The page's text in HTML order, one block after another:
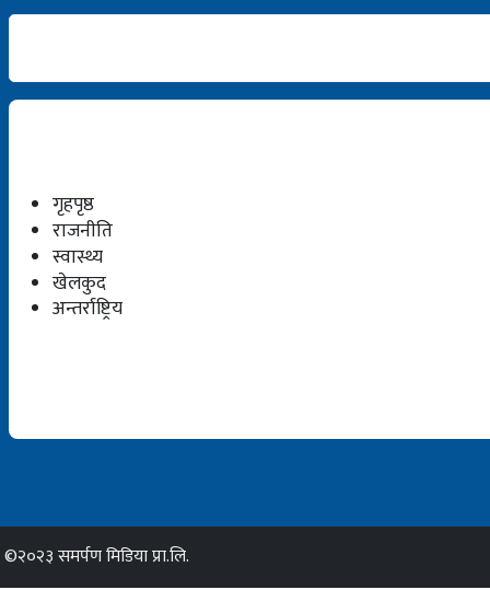
गृहपृष्ठ
राजनीति
स्वास्थ्य
खेलकुद
अन्तर्राष्ट्रिय
©२०२३ समर्पण मिडिया प्रा.लि.